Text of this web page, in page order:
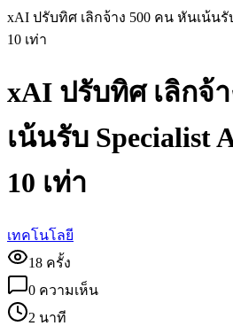
xAI ปรับทิศ เลิกจ้าง 500 คน หันเน้นรับ
10 เท่า
xAI ปรับทิศ เลิกจ้
เน้นรับ Specialist
10 เท่า
เทคโนโลยี
18 ครั้ง
0 ความเห็น
2 นาที